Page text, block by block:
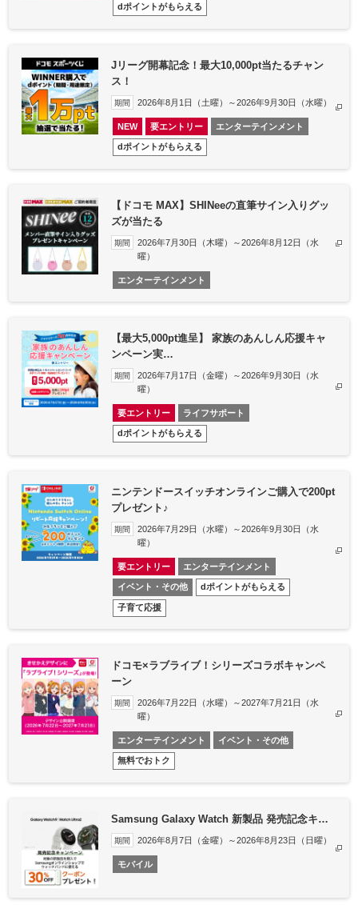
dポイントがもらえる
Jリーグ開幕記念！最大10,000pt当たるチャン
ス！
期間 2026年8月1日（土曜）～2026年9月30日（水曜）​
NEW 要エントリー エンターテインメント
dポイントがもらえる
【ドコモ MAX】SHINeeの直筆サイン入りグッ
ズが当たる
期間
2026年7月30日（木曜）～2026年8月12日（水
曜）
エンターテインメント
【最大5,000pt進呈】 家族のあんしん応援キャ
ンペーン実…
期間
2026年7月17日（金曜）～2026年9月30日（水
曜）
要エントリー ライフサポート
dポイントがもらえる
ニンテンドースイッチオンラインご購入で200pt
プレゼント♪
期間
2026年7月29日（水曜）～2026年9月30日（水
曜）
要エントリー エンターテインメント
イベント・その他 dポイントがもらえる
子育て応援
ドコモ×ラブライブ！シリーズコラボキャンペ
ーン
期間
2026年7月22日（水曜）～2027年7月21日（水
曜）
エンターテインメント イベント・その他
無料でおトク
Samsung Galaxy Watch 新製品 発売記念キ…
期間 2026年8月7日（金曜）～2026年8月23日（日曜）
モバイル